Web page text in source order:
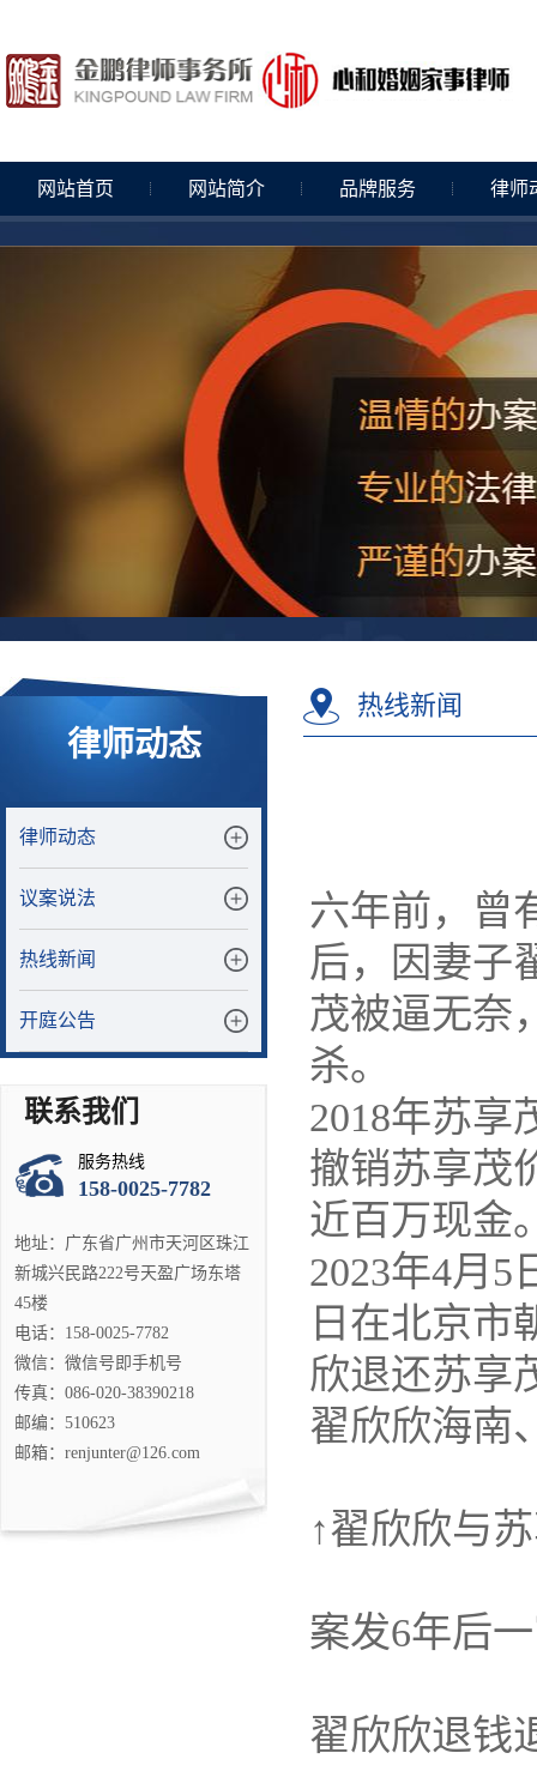
网站首页 网站简介 品牌服务 律师
律师动态
律师动态
议案说法
热线新闻
开庭公告
联系我们
服务热线
158-0025-7782
地址：广东省广州市天河区珠江
新城兴民路222号天盈广场东塔
45楼
电话：158-0025-7782
微信：微信号即手机号
传真：086-020-38390218
邮编：510623
邮箱：renjunter@126.com
热线新闻
六年前，曾
后，因妻子
茂被逼无奈
杀。
2018年苏享
撤销苏享茂
近百万现金
2023年4月5
日在北京市
欣退还苏享
翟欣欣海南
↑翟欣欣与
案发6年后
翟欣欣退钱